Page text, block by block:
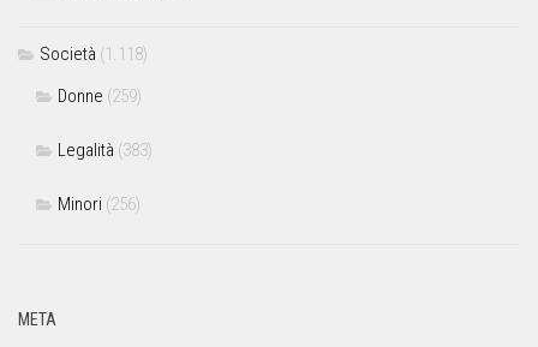
Società (1.118)
Donne (259)
Legalità (383)
Minori (256)
META